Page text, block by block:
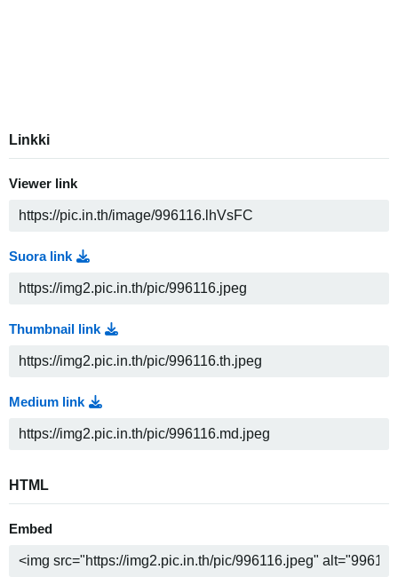
Linkki
Viewer link
Suora link
Thumbnail link
Medium link
HTML
Embed